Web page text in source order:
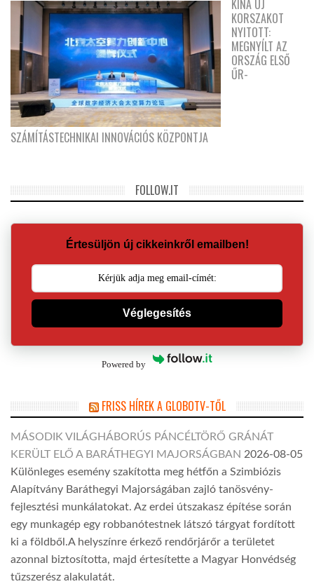
KÍNA ÚJ
KORSZAKOT
NYITOTT:
MEGNYÍLT AZ
ORSZÁG ELSŐ
ŰR-
SZÁMÍTÁSTECHNIKAI INNOVÁCIÓS KÖZPONTJA
FOLLOW.IT
Értesüljön új cikkeinkről emailben!
Véglegesítés
Powered by
FRISS HÍREK A GLOBOTV-TŐL
MÁSODIK VILÁGHÁBORÚS PÁNCÉLTÖRŐ GRÁNÁT
KERÜLT ELŐ A BARÁTHEGYI MAJORSÁGBAN 2026-08-05
Különleges esemény szakította meg hétfőn a Szimbiózis
Alapítvány Baráthegyi Majorságában zajló tanösvény-
fejlesztési munkálatokat. Az erdei útszakasz építése során
egy munkagép egy robbanótestnek látszó tárgyat fordított
ki a földből.A helyszínre érkező rendőrjárőr a területet
azonnal biztosította, majd értesítette a Magyar Honvédség
tűzszerész alakulatát.